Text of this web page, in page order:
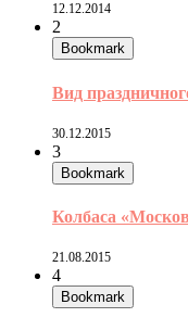
12.12.2014
2
Bookmark
Вид
30.12.2015
3
Bookmark
Колбаса
21.08.2015
4
Bookmark